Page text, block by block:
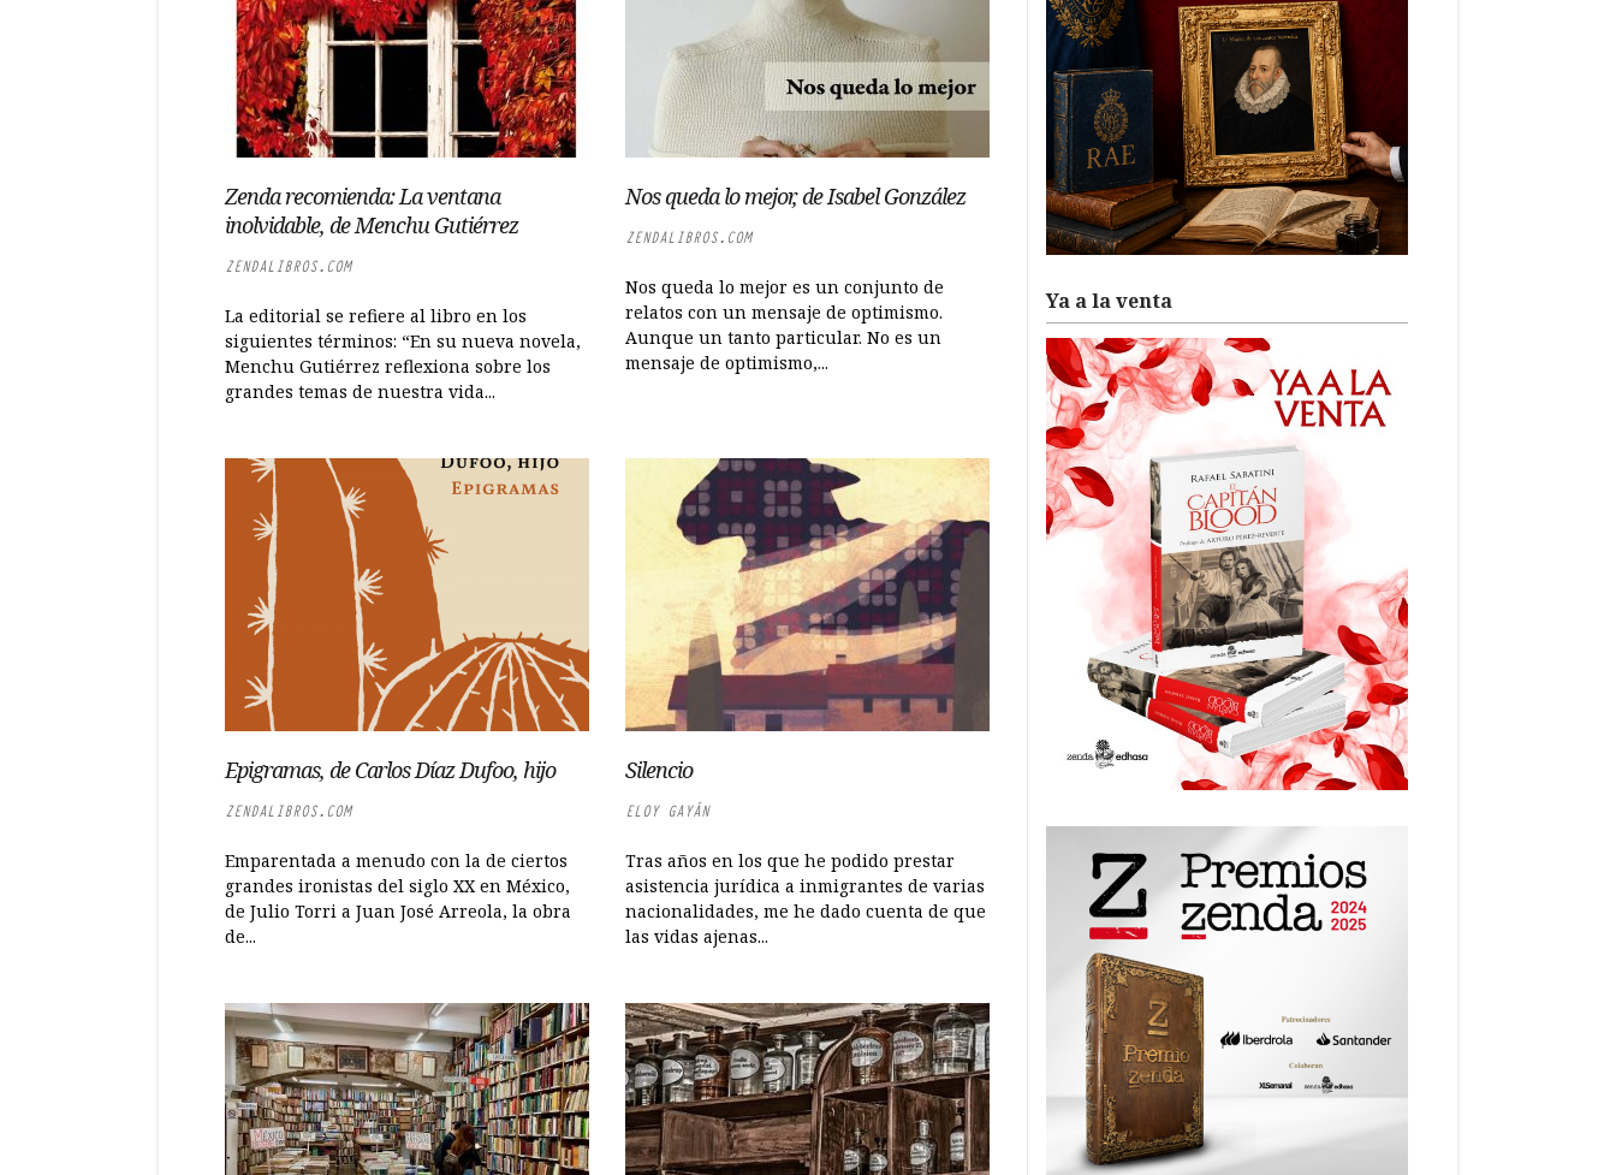
Zenda recomienda: La ventana
inolvidable, de Menchu Gutiérrez
ZENDALIBROS.COM
La editorial se refiere al libro en los
siguientes términos: “En su nueva novela,
Menchu Gutiérrez reflexiona sobre los
grandes temas de nuestra vida...
Nos queda lo mejor, de Isabel González
ZENDALIBROS.COM
Nos queda lo mejor es un conjunto de
relatos con un mensaje de optimismo.
Aunque un tanto particular. No es un
mensaje de optimismo,...
Epigramas, de Carlos Díaz Dufoo, hijo
ZENDALIBROS.COM
Emparentada a menudo con la de ciertos
grandes ironistas del siglo XX en México,
de Julio Torri a Juan José Arreola, la obra
de...
Silencio
ELOY GAYÁN
Tras años en los que he podido prestar
asistencia jurídica a inmigrantes de varias
nacionalidades, me he dado cuenta de que
las vidas ajenas...
Ya a la venta